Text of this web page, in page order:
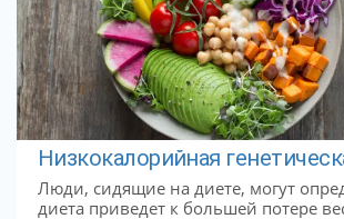
Низкокалорийная
Люди, сидящие на диете, могут
диета приведет к большей потере